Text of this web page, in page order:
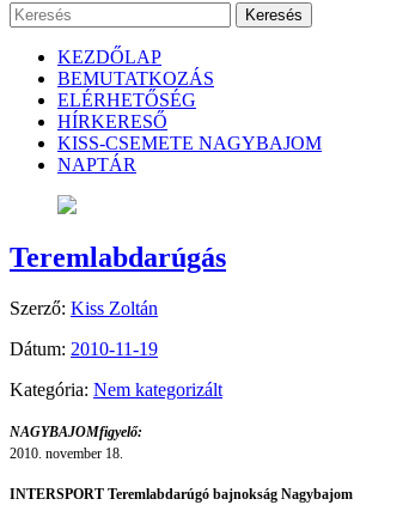
Keresés
KEZDŐLAP
BEMUTATKOZÁS
ELÉRHETŐSÉG
HÍRKERESŐ
KISS-CSEMETE NAGYBAJOM
NAPTÁR
Teremlabdarúgás
Szerző: Kiss Zoltán
Dátum: 2010-11-19
Kategória: Nem kategorizált
NAGYBAJOMfigyelő:
2010. november 18.
INTERSPORT Teremlabdarúgó bajnokság Nagybajom